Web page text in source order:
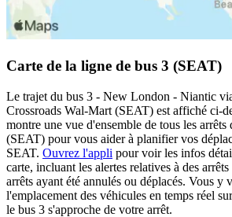
Carte de la ligne de bus 3 (SEAT)
Le trajet du bus 3 - New London - Niantic
Crossroads Wal-Mart (SEAT) est affiché ci-
montre une vue d'ensemble de tous les arrêts
(SEAT) pour vous aider à planifier vos
SEAT. Ouvrez l'appli pour voir les infos
carte, incluant les alertes relatives à des
arrêts ayant été annulés ou déplacés. Vous y
l'emplacement des véhicules en temps réel
le bus 3 s'approche de votre arrêt.